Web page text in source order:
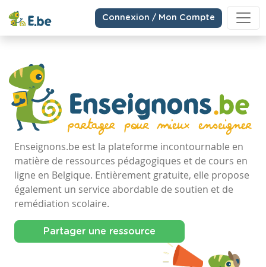
Connexion / Mon Compte
Enseignons.be est la plateforme incontournable en
matière de ressources pédagogiques et de cours en
ligne en Belgique. Entièrement gratuite, elle propose
également un service abordable de soutien et de
remédiation scolaire.
Partager une ressource